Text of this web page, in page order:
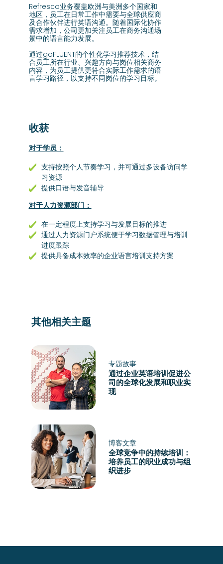
Refresco业务覆盖欧洲与美洲多个国家和
地区，员工在日常工作中需要与全球供应商
及合作伙伴进行英语沟通。随着国际化协作
需求增加，公司更加关注员工在商务沟通场
景中的语言能力发展。
通过goFLUENT的个性化学习推荐技术，结
合员工所在行业、兴趣方向与岗位相关商务
内容，为员工提供更符合实际工作需求的语
言学习路径，以支持不同岗位的学习目标。
收获
对于学员：
支持按照个人节奏学习，并可通过多设备访问学
习资源
提供口语与发音辅导
对于人力资源部门：
在一定程度上支持学习与发展目标的推进
通过人力资源门户系统便于学习数据管理与培训
进度跟踪
提供具备成本效率的企业语言培训支持方案
其他相关主题
专题故事
通过企业英语培训促进公
司的全球化发展和职业实
现
博客文章
全球竞争中的持续培训：
培养员工的职业成功与组
织进步